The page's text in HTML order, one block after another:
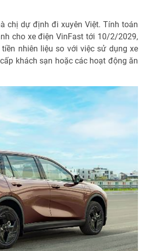
chị dự định đi xuyên Việt. Tính toán
cho xe điện VinFast tới 10/2/2029,
nhiên liệu so với việc sử dụng xe
khách sạn hoặc các hoạt động ăn